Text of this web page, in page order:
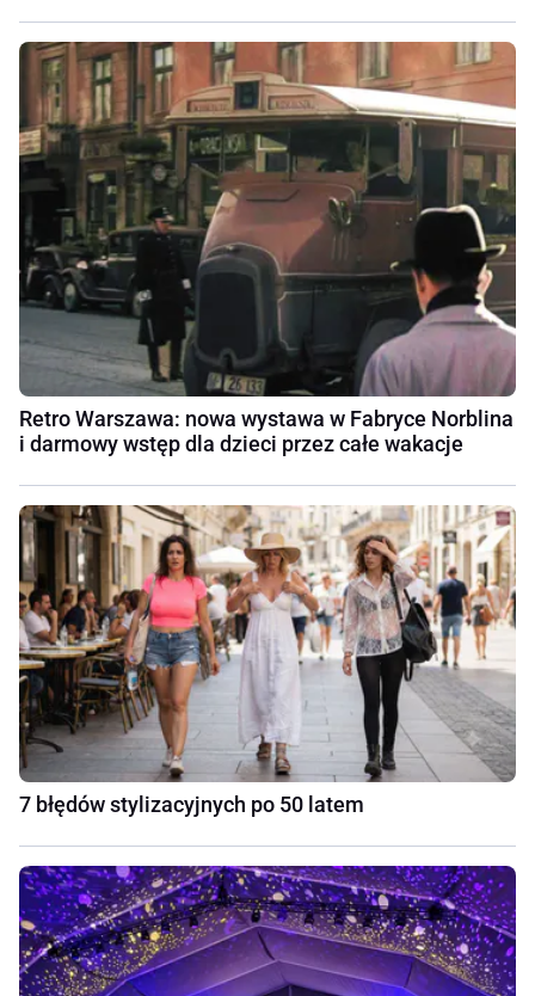
Retro Warszawa: nowa wystawa w Fabryce Norblina
i darmowy wstęp dla dzieci przez całe wakacje
7 błędów stylizacyjnych po 50 latem